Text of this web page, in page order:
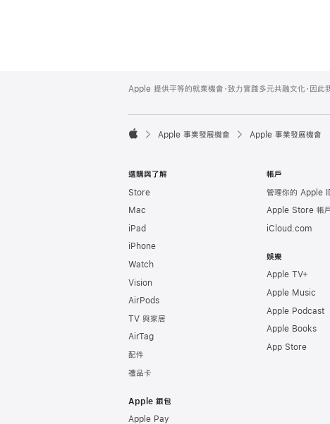
Footer
Apple 提供平等的就業機會，致力實踐多元共融文化，因

Apple 事業發展機會 Apple 事業發展機會
選購與了解
Store
Mac
iPad
iPhone
Watch
Vision
AirPods
TV 與家居
AirTag
配件
禮品卡
Apple 銀包
Apple Pay
帳戶
管理你的 Apple
Apple Store 帳
iCloud.com
娛樂
Apple TV+
Apple Music
Apple Podcast
Apple Books
App Store